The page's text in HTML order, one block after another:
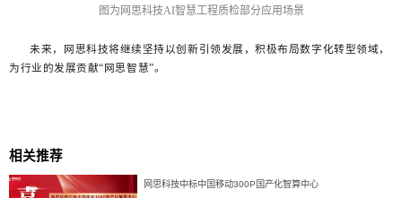
图为网思科技AI智慧工程质检部分应用场景
未来，网思科技将继续坚持以创新引领发展，积极布局数字化转型领域，
为行业的发展贡献“网思智慧”。
相关推荐
网思科技中标中国移动300P国产化智算中心